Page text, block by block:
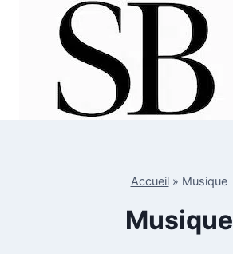
Accueil» Musique
Musique